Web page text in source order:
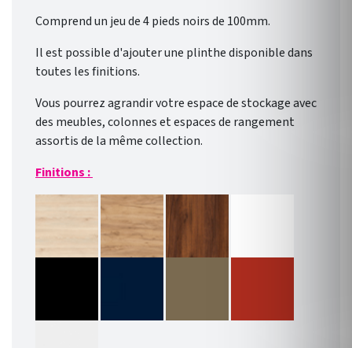
Comprend un jeu de 4 pieds noirs de 100mm.
Il est possible d'ajouter une plinthe disponible dans
toutes les finitions.
Vous pourrez agrandir votre espace de stockage avec
des meubles, colonnes et espaces de rangement
assortis de la même collection.
Finitions :